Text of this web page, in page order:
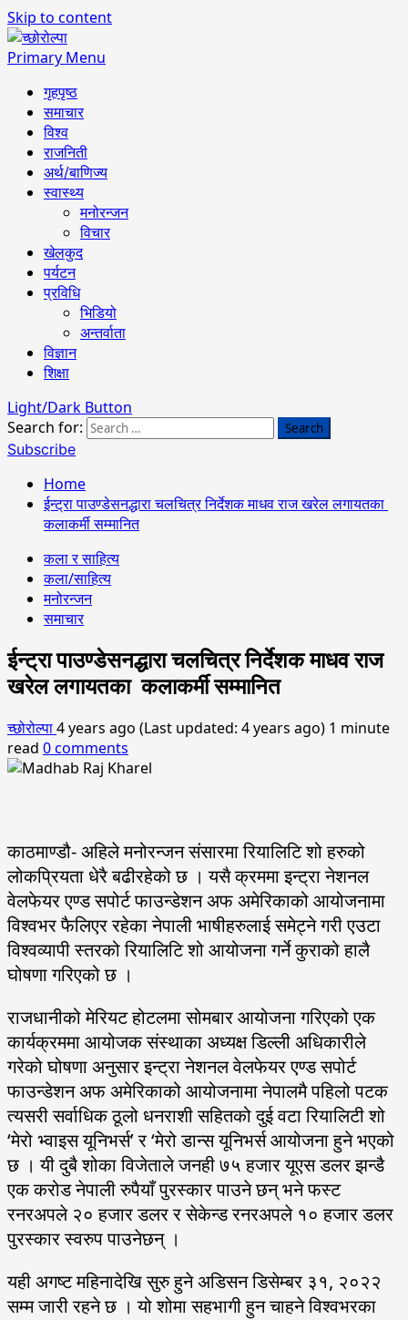
Skip to content
Primary Menu
गृहपृष्ठ
समाचार
विश्व
राजनिती
अर्थ/बाणिज्य
स्वास्थ्य
मनोरन्जन
विचार
खेलकुद
पर्यटन
प्रविधि
भिडियो
अन्तर्वाता
विज्ञान
शिक्षा
Light/Dark Button
Search for:
Subscribe
Home
ईन्ट्रा पाउण्डेसनद्धारा चलचित्र निर्देशक माधव राज खरेल लगायतका
कलाकर्मी सम्मानित
कला र साहित्य
कला/साहित्य
मनोरन्जन
समाचार
ईन्ट्रा पाउण्डेसनद्धारा चलचित्र निर्देशक माधव राज
खरेल लगायतका कलाकर्मी सम्मानित
च्छोरोल्पा4 years ago (Last updated: 4 years ago) 1 minute
read 0 comments
काठमाण्डौ- अहिले मनोरन्जन संसारमा रियालिटि शो हरुको
लोकप्रियता धेरै बढीरहेको छ । यसै क्रममा इन्ट्रा नेशनल
वेलफेयर एण्ड सपोर्ट फाउन्डेशन अफ अमेरिकाको आयोजनामा
विश्वभर फैलिएर रहेका नेपाली भाषीहरुलाई समेट्ने गरी एउटा
विश्वव्यापी स्तरको रियालिटि शो आयोजना गर्ने कुराको हालै
घोषणा गरिएको छ ।
राजधानीको मेरियट होटलमा सोमबार आयोजना गरिएको एक
कार्यक्रममा आयोजक संस्थाका अध्यक्ष डिल्ली अधिकारीले
गरेको घोषणा अनुसार इन्ट्रा नेशनल वेलफेयर एण्ड सपोर्ट
फाउन्डेशन अफ अमेरिकाको आयोजनामा नेपालमै पहिलो पटक
त्यसरी सर्वाधिक ठूलो धनराशी सहितको दुई वटा रियालिटी शो
‘मेरो भ्वाइस यूनिभर्स’ र ‘मेरो डान्स यूनिभर्स आयोजना हुने भएको
छ । यी दुबै शोका विजेताले जनही ७५ हजार यूएस डलर झन्डै
एक करोड नेपाली रुपैयाँ पुरस्कार पाउने छन् भने फस्ट
रनरअपले २० हजार डलर र सेकेन्ड रनरअपले १० हजार डलर
पुरस्कार स्वरुप पाउनेछन् ।
यही अगष्ट महिनादेखि सुरु हुने अडिसन डिसेम्बर ३१, २०२२
सम्म जारी रहने छ । यो शोमा सहभागी हुन चाहने विश्वभरका